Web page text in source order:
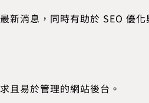
新消息，同時有助於 SEO 優化
且易於管理的網站後台。